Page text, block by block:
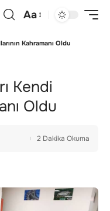
Aa
Kahramanı Oldu
Kendi
Oldu
2 Dakika Okuma